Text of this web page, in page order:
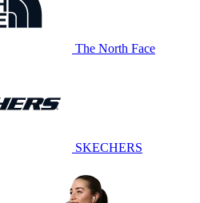
The North Face
SKECHERS